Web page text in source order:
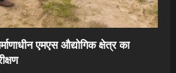
एमएस औद्योगिक क्षेत्र का